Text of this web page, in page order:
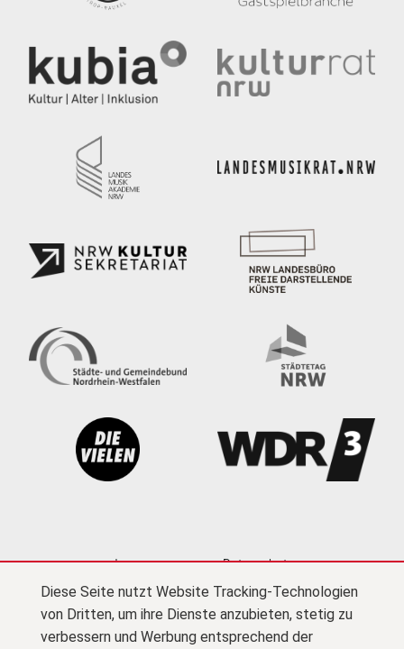
Diese Seite nutzt Website Tracking-Technologien
von Dritten, um ihre Dienste anzubieten, stetig zu
verbessern und Werbung entsprechend der
Impressum
Datenschutz
Cookie-Einstellungen
Kontakt
Newsletter
Presse
Barrierefreiheit Netiquette (PDF)